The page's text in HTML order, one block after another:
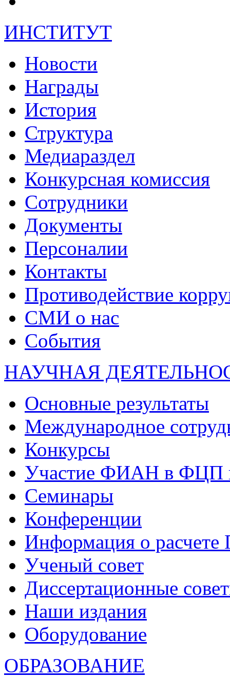
ИНСТИТУТ
Новости
Награды
История
Структура
Медиараздел
Конкурсная комиссия
Сотрудники
Документы
Персоналии
Контакты
Противодействие
СМИ о нас
События
НАУЧНАЯ
Основные результаты
Международное
Конкурсы
Участие ФИАН в ФЦП
Семинары
Конференции
Информация о
Ученый совет
Диссертационные
Наши издания
Оборудование
ОБРАЗОВАНИЕ